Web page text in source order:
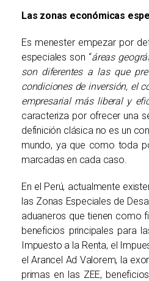
Las zonas económicas
Es menester empezar por
especiales son “áreas
son diferentes a las que
condiciones de inversión, el
empresarial más liberal y
caracteriza por ofrecer una
definición clásica no es un
mundo, ya que como toda
marcadas en cada caso.
En el Perú, actualmente
las Zonas Especiales de
aduaneros que tienen como
beneficios principales para
Impuesto a la Renta, el
el Arancel Ad Valorem, la
primas en las ZEE,